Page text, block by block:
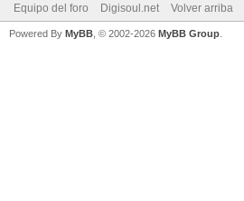
Equipo del foro Digisoul.net Volver arriba
Powered By MyBB , © 2002-2026 MyBB Group